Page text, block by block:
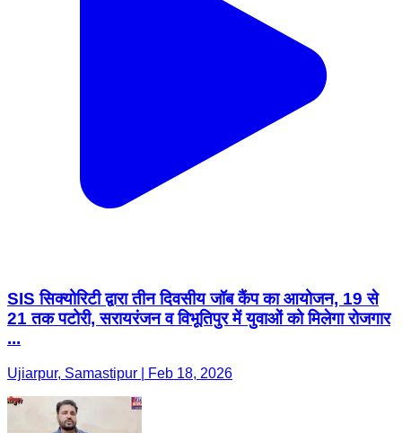
SIS सिक्योरिटी द्वारा तीन दिवसीय जॉब कैंप का आयोजन, 19 से
21 तक पटोरी, सरायरंजन व विभूतिपुर में युवाओं को मिलेगा रोजगार
...
Ujiarpur, Samastipur | Feb 18, 2026